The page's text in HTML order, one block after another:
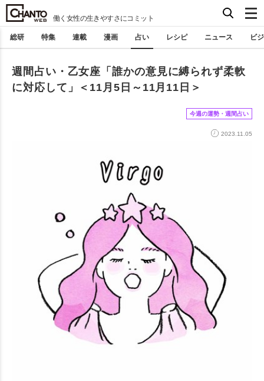
働く女性の生きやすさにコミット
総研 特集 連載 漫画 占い レシピ ニュース ビ
週間占い・乙女座「誰かの意見に縛られず柔軟
に対応して」＜11月5日～11月11日＞
今週の運勢・週間占い
2023.11.05